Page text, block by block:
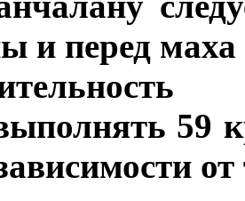
и перед
59